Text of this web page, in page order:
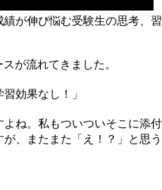
が伸び悩む受験生の思考、
が流れてきました。
効果なし！」
ね。私もついついそこに添
、またまた「え！？」と思